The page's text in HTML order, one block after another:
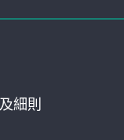
細則